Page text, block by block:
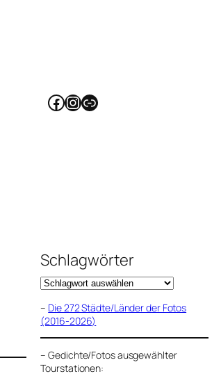
Facebook
Instagram
Link
Schlagwörter
– Die 272 Städte/Länder der Fotos
(2016-2026)
–Gedichte/Fotos ausgewählter
Tourstationen: